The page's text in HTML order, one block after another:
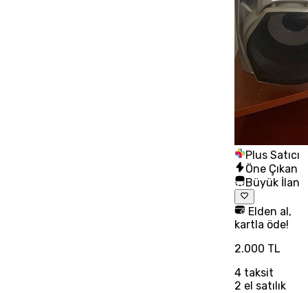
Plus Satıcı
Öne Çıkan
Büyük İlan
Elden al,
kartla öde!
2.000 TL
4taksit
2 el satılık